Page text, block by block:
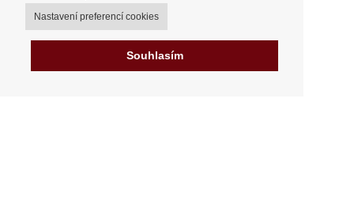
Nastavení preferencí cookies
Souhlasím